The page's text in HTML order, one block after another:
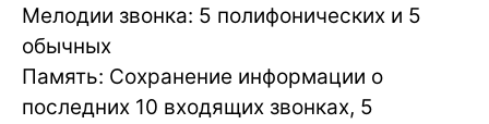
Мелодии звонка: 5 полифонических и 5
обычных
Память: Сохранение информации о
последних 10 входящих звонках, 5